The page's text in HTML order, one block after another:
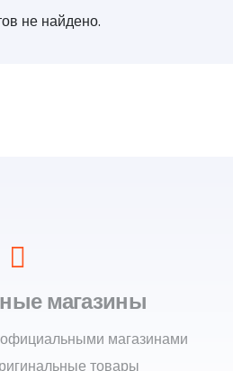
не найдено.
магазины
магазинами
товары